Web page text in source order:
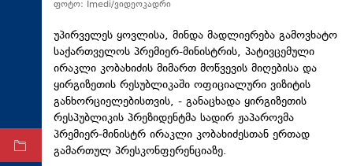
რეგიონი
კულტურა
სპორტი
ტექნოლოგიები
ტაბლოიდი
არქივი
ფოტო: Imedi/ვიდეოკადრი
უპირველეს ყოვლისა, მინდა მადლიერება გამოვხატო
საქართველოს პრემიერ-მინისტრის, პატივცემული
ირაკლი კობახიძის მიმართ მოწვევის მიღებისა და
ყირგიზეთის რესუბლიკაში ოფიციალური ვიზიტის
განხორციელებისთვის, - განაცხადა ყირგიზეთის
რესპუბლიკის პრეზიდენტმა სადირ ჟაპაროვმა
პრემიერ-მინისტრ ირაკლი კობახიძესთან ერთად
გამართულ პრესკონფერენციაზე.